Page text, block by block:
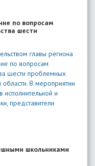
по вопросам
шести
главы региона
по вопросам
шести проблемных
В мероприятии
исполнительной и
представители
школьниками